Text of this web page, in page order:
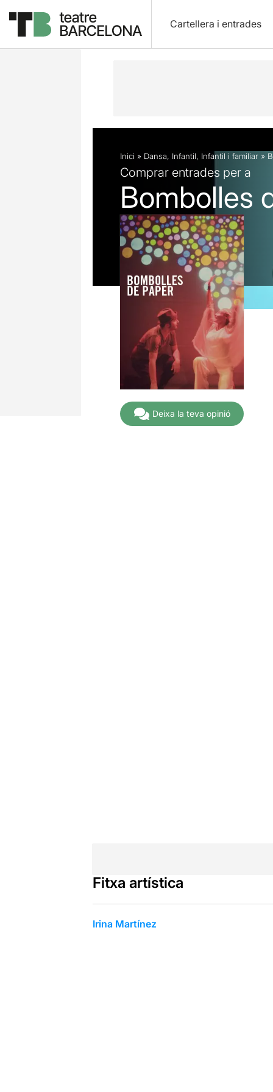
Cartellera i entrades
Descripció Fitxa artística Fotos i
Inici » Dansa, Infantil, Infantil i familiar »
Comprar entrades per a
Bombolles
Deixa la teva opinió
Fitxa artística
Irina Martínez